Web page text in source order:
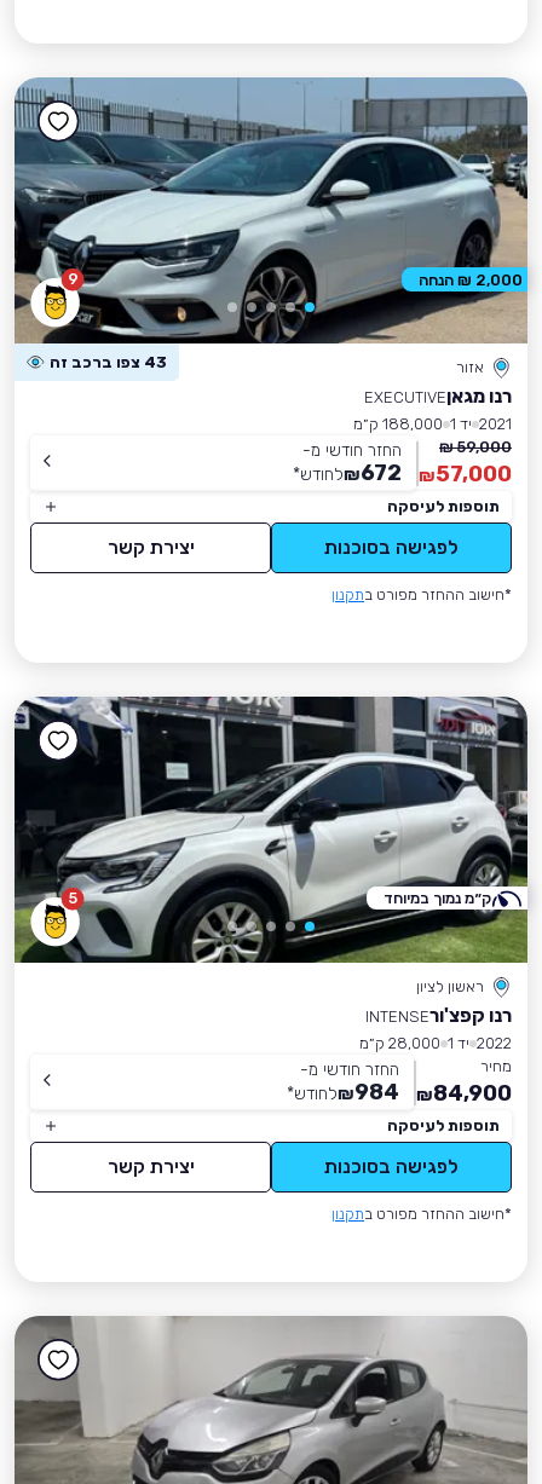
9
אזור 43 צפו ברכב זה
רנו מגאןEXECUTIVE
2021 יד 1
188,000 ק״מ
59,000 ₪
57,000
₪
החזר חודשי מ-
672
₪לחודש*
תוספות לעיסקה
לפגישה בסוכנות יצירת קשר
*חישוב ההחזר מפורט בתקנון
2,000 ₪ הנחה
5
ראשון לציון
רנו קפצ'ורINTENSE
2022 יד 1
28,000 ק״מ
מחיר
84,900
₪
החזר חודשי מ-
984
₪לחודש*
תוספות לעיסקה
לפגישה בסוכנות יצירת קשר
*חישוב ההחזר מפורט בתקנון
ק״מ נמוך במיוחד